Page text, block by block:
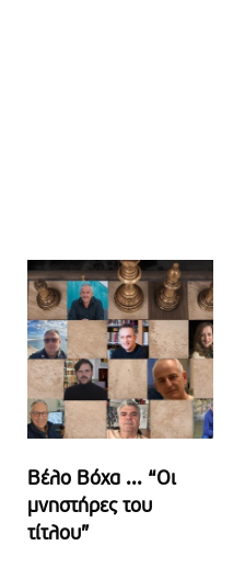
Βέλο Βόχα ... “Οι
μνηστήρες του
τίτλου”